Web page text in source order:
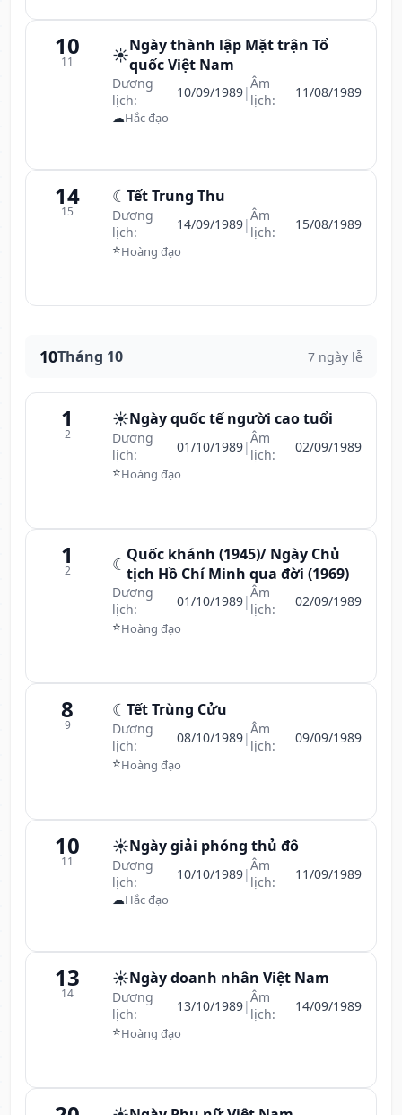
10
11 ☀️Ngày thành lập Mặt trận Tổ
quốc Việt Nam
Dương
lịch:
10/09/1989|Âm
lịch:
11/08/1989
☁Hắc đạo
14
15
☾ Tết Trung Thu
Dương
lịch:
14/09/1989|Âm
lịch:
15/08/1989
⭐Hoàng đạo
10Tháng 10 7 ngày lễ
1
2
☀️Ngày quốc tế người cao tuổi
Dương
lịch:
01/10/1989|Âm
lịch:
02/09/1989
⭐Hoàng đạo
1
2 ☾ Quốc khánh (1945)/ Ngày Chủ
tịch Hồ Chí Minh qua đời (1969)
Dương
lịch:
01/10/1989|Âm
lịch:
02/09/1989
⭐Hoàng đạo
8
9
☾ Tết Trùng Cửu
Dương
lịch:
08/10/1989|Âm
lịch:
09/09/1989
⭐Hoàng đạo
10
11
☀️Ngày giải phóng thủ đô
Dương
lịch:
10/10/1989|Âm
lịch:
11/09/1989
☁Hắc đạo
13
14
☀️Ngày doanh nhân Việt Nam
Dương
lịch:
13/10/1989|Âm
lịch:
14/09/1989
⭐Hoàng đạo